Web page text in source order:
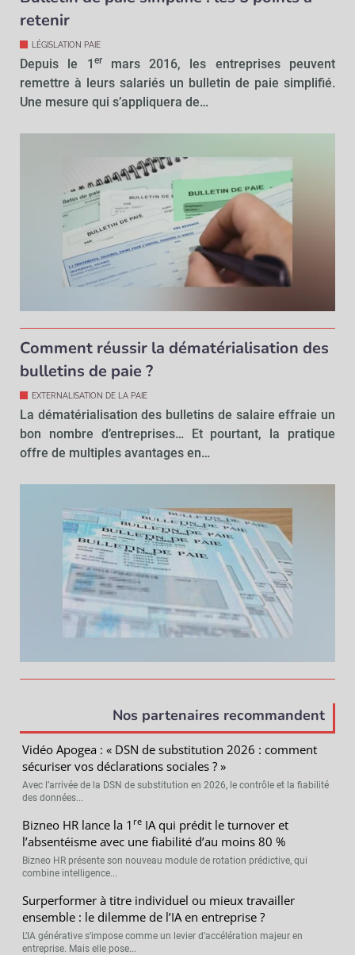
retenir
LÉGISLATION PAIE
Depuis le 1 ermars 2016, les entreprises peuvent
remettre à leurs salariés un bulletin de paie simplifié.
Une mesure qui s’appliquera de…
Comment réussir la dématérialisation des
bulletins de paie ?
EXTERNALISATION DE LA PAIE
La dématérialisation des bulletins de salaire effraie un
bon nombre d’entreprises… Et pourtant, la pratique
offre de multiples avantages en…
Nos partenaires recommandent
Vidéo Apogea : « DSN de substitution 2026 : comment
sécuriser vos déclarations sociales ? »
Avec l’arrivée de la DSN de substitution en 2026, le contrôle et la fiabilité
des données...
Bizneo HR lance la 1 re IA qui prédit le turnover et
l’absentéisme avec une fiabilité d’au moins 80 %
Bizneo HR présente son nouveau module de rotation prédictive, qui
combine intelligence...
Surperformer à titre individuel ou mieux travailler
ensemble : le dilemme de l’IA en entreprise ?
L’IA générative s’impose comme un levier d’accélération majeur en
entreprise. Mais elle pose...